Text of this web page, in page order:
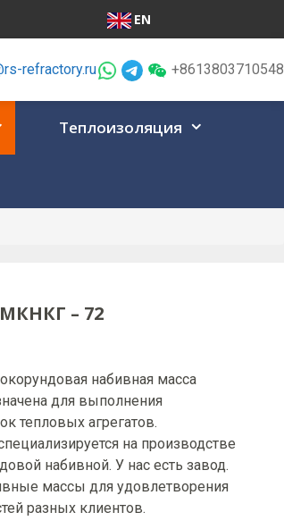
EN
refractory.ru +8613803710548
Теплоизоляция
– 72
набивная масса
для выполнения
тепловых агрегатов.
на производстве
набивной. У нас есть завод.
массы для удовлетворения
разных клиентов.